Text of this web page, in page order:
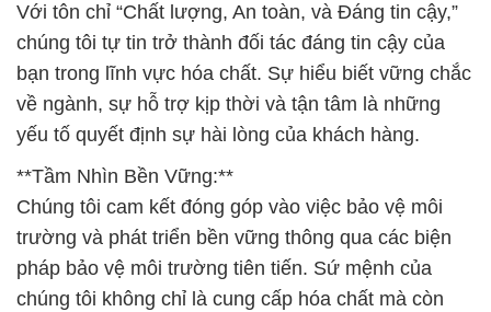
Với tôn chỉ “Chất lượng, An toàn, và Đáng tin cậy,”
chúng tôi tự tin trở thành đối tác đáng tin cậy của
bạn trong lĩnh vực hóa chất. Sự hiểu biết vững chắc
về ngành, sự hỗ trợ kịp thời và tận tâm là những
yếu tố quyết định sự hài lòng của khách hàng.
**Tầm Nhìn Bền Vững:**
Chúng tôi cam kết đóng góp vào việc bảo vệ môi
trường và phát triển bền vững thông qua các biện
pháp bảo vệ môi trường tiên tiến. Sứ mệnh của
chúng tôi không chỉ là cung cấp hóa chất mà còn